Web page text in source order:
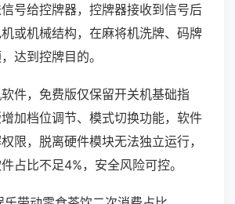
号给控牌器，控牌器接收到信号后
或机械结构，在麻将机洗牌、码牌
达到控牌目的。
件，免费版仅保留开关机基础指
加档位调节、模式切换功能，软件
限，脱离硬件模块无法独立运行，
占比不足4%，安全风险可控。